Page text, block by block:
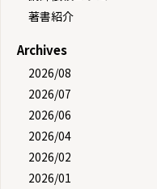
著書紹介
Archives
2026/08
2026/07
2026/06
2026/04
2026/02
2026/01